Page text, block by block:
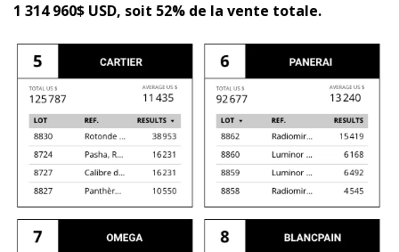
1 314 960$ USD, soit 52% de la vente totale.